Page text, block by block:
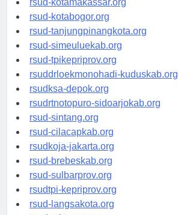
rsud-kotamakassar.org
rsud-kotabogor.org
rsud-tanjungpinangkota.org
rsud-simeuluekab.org
rsud-tpikepriprov.org
rsuddrloekmonohadi-kuduskab.org
rsudksa-depok.org
rsudrtnotopuro-sidoarjokab.org
rsud-sintang.org
rsud-cilacapkab.org
rsudkoja-jakarta.org
rsud-brebeskab.org
rsud-sulbarprov.org
rsudtpi-kepriprov.org
rsud-langsakota.org